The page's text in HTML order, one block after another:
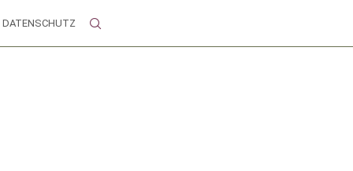
DATENSCHUTZ